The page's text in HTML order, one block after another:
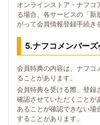
オンラインストア・ナフコ
る場合、各サービスの「新
がって会員情報登録手続き
5.ナフコメンバー
会員特典の内容は、ナフコ
ることがあります。
会員特典を受ける際、登録
確認させていただくことが
あることが確認できない場
することがあります。